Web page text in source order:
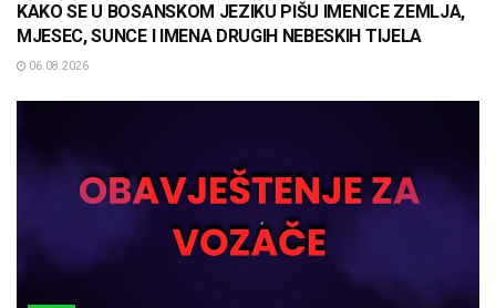
KAKO SE U BOSANSKOM JEZIKU PIŠU IMENICE ZEMLJA,
MJESEC, SUNCE I IMENA DRUGIH NEBESKIH TIJELA
06.08.2026